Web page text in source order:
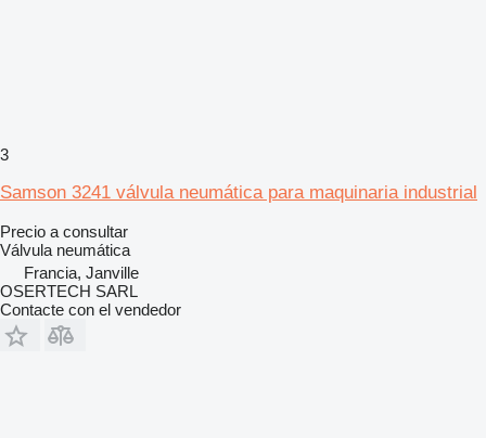
3
Samson 3241 válvula neumática para maquinaria industrial
Precio a consultar
Válvula neumática
Francia, Janville
OSERTECH SARL
Contacte con el vendedor